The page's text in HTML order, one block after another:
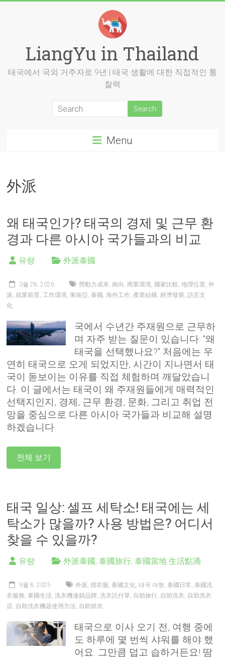
LiangYu in Thailand
태국에서 국외 거주자로 9년 | 태국 생활에 대한 직접적인 통
찰력
Menu
外派
왜 태국인가? 태국의 경제 및 근무 환
경과 다른 아시아 국가들과의 비교
유량 外派泰國
3월 28, 2026 勞動力成本,南向 ,商業環境, 國家比較,地理位置,外
派,就業前景,工作環境, 東南亞,泰國 ,海外工作, 產業結構,經濟發展,語言文
化
국에서 수년간 주재원으로 근무하
며 자주 받는 질문이 있습니다: "왜
태국을 선택했나요?" 처음에는 우
연히 태국으로 오게 되었지만, 시간이 지나면서 태
국이 돋보이는 이유를 직접 체험하며 깨달았습니
다. 이 글에서는 태국이 왜 주재원들에게 매력적인
선택지인지, 경제, 근무 환경, 문화, 그리고 취업 전
망을 중심으로 다른 아시아 국가들과 비교해 설명
하겠습니다.
전체 보기
태국 일상: 셀프 세탁소! 태국에는 세
탁소가 많을까? 사용 방법은? 어디서
찾을 수 있을까?
유량 外派泰國,泰國旅行,泰國當地 生活點滴
9월 8, 2025 外派,摺衣服,泰國文化,태국 여행 ,泰國日常,泰國洗
衣服務,泰國生活,洗衣機連鎖品牌,洗衣託付單, 自助旅行, 自助洗衣, 自助洗衣
店, 自助洗衣機器使用方法, 自助烘衣
태국으로 이사 오기 전, 여행 중에
도 하루에 몇 번씩 샤워를 해야 했
어요. 그만큼 덥고 습하거든요! 땀